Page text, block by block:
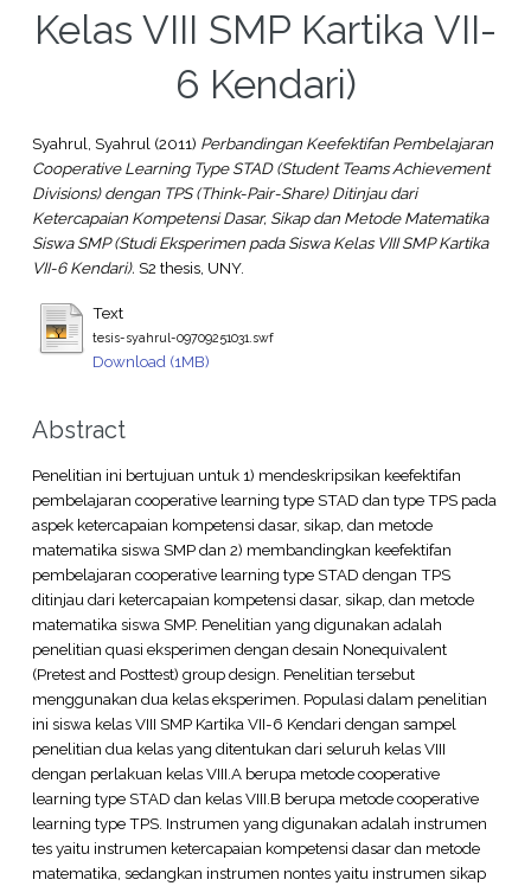
Kelas VIII SMP Kartika VII-
6 Kendari)
Syahrul, Syahrul(2011) Perbandingan Keefektifan Pembelajaran
Cooperative Learning Type STAD (Student Teams Achievement
Divisions) dengan TPS (Think-Pair-Share) Ditinjau dari
Ketercapaian Kompetensi Dasar, Sikap dan Metode Matematika
Siswa SMP (Studi Eksperimen pada Siswa Kelas VIII SMP Kartika
VII-6 Kendari). S2 thesis, UNY.
Text
tesis-syahrul-09709251031.swf
Download (1MB)
Abstract
Penelitian ini bertujuan untuk 1) mendeskripsikan keefektifan
pembelajaran cooperative learning type STAD dan type TPS pada
aspek ketercapaian kompetensi dasar, sikap, dan metode
matematika siswa SMP dan 2) membandingkan keefektifan
pembelajaran cooperative learning type STAD dengan TPS
ditinjau dari ketercapaian kompetensi dasar, sikap, dan metode
matematika siswa SMP. Penelitian yang digunakan adalah
penelitian quasi eksperimen dengan desain Nonequivalent
(Pretest and Posttest) group design. Penelitian tersebut
menggunakan dua kelas eksperimen. Populasi dalam penelitian
ini siswa kelas VIII SMP Kartika VII-6 Kendari dengan sampel
penelitian dua kelas yang ditentukan dari seluruh kelas VIII
dengan perlakuan kelas VIII.A berupa metode cooperative
learning type STAD dan kelas VIII.B berupa metode cooperative
learning type TPS. Instrumen yang digunakan adalah instrumen
tes yaitu instrumen ketercapaian kompetensi dasar dan metode
matematika, sedangkan instrumen nontes yaitu instrumen sikap